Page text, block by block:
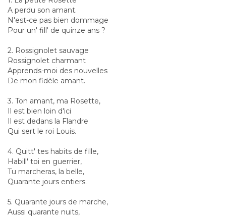
A perdu son amant.
N'est-ce pas bien dommage
Pour un' fill' de quinze ans ?
2. Rossignolet sauvage
Rossignolet charmant
Apprends-moi des nouvelles
De mon fidèle amant.
3. Ton amant, ma Rosette,
Il est bien loin d'ici
Il est dedans la Flandre
Qui sert le roi Louis.
4. Quitt' tes habits de fille,
Habill' toi en guerrier,
Tu marcheras, la belle,
Quarante jours entiers.
5. Quarante jours de marche,
Aussi quarante nuits,